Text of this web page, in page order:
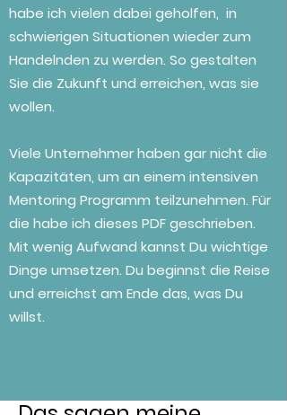
habe ich vielen dabei geholfen, in
schwierigen Situationen wieder zum
Handelnden zu werden. So gestalten
Sie die Zukunft und erreichen, was sie
wollen.
Viele Unternehmer haben gar nicht die
Kapazitäten, um an einem intensiven
Mentoring Programm teilzunehmen. Für
die habe ich dieses PDF geschrieben.
Mit wenig Aufwand kannst Du wichtige
Dinge umsetzen. Du beginnst die Reise
und erreichst am Ende das, was Du
willst.